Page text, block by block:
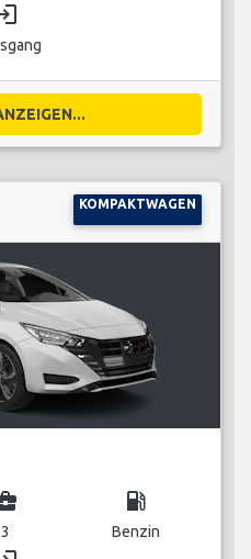
KOMPAKTWAGEN
3
local_gas_station
Benzin